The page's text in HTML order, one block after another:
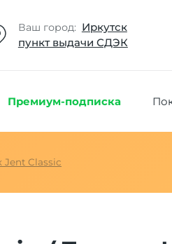
Ваш город: Иркутск
пункт выдачи СДЭК
Премиум-подписка
Товар
Добавлено
Jent Classic